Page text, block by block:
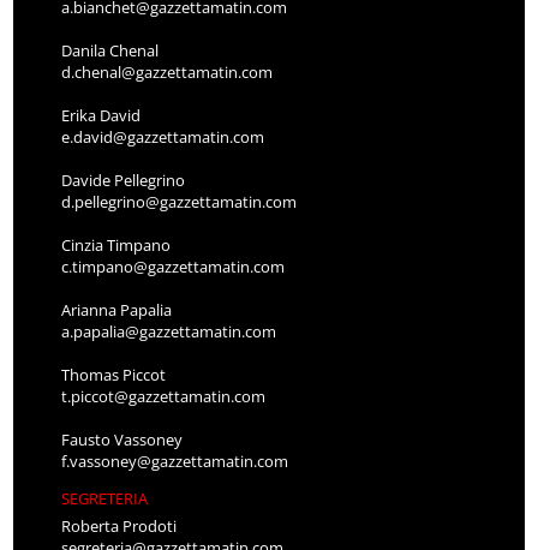
a.bianchet@gazzettamatin.com
Danila Chenal
d.chenal@gazzettamatin.com
Erika David
e.david@gazzettamatin.com
Davide Pellegrino
d.pellegrino@gazzettamatin.com
Cinzia Timpano
c.timpano@gazzettamatin.com
Arianna Papalia
a.papalia@gazzettamatin.com
Thomas Piccot
t.piccot@gazzettamatin.com
Fausto Vassoney
f.vassoney@gazzettamatin.com
SEGRETERIA
Roberta Prodoti